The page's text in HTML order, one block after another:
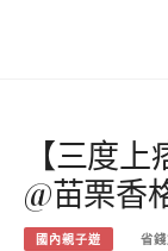
【三度
@苗栗香
國內親子遊 省